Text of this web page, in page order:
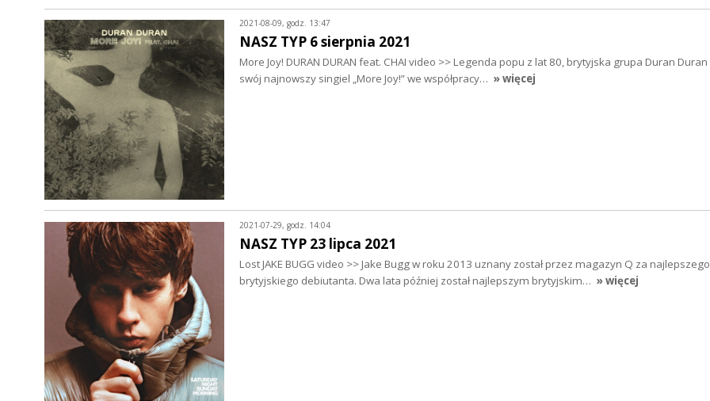
2021-08-09, godz. 13:47
NASZ TYP 6 sierpnia 2021
More Joy! DURAN DURAN feat. CHAI video >> Legenda popu z lat 80, brytyjska grupa Duran Duran
swój najnowszy singiel „More Joy!” we współpracy… » więcej
2021-07-29, godz. 14:04
NASZ TYP 23 lipca 2021
Lost JAKE BUGG video >> Jake Bugg w roku 2013 uznany został przez magazyn Q za najlepszego
brytyjskiego debiutanta. Dwa lata później został najlepszym brytyjskim… » więcej